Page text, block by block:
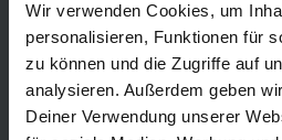
Wir verwenden Cookies, um
personalisieren, Funktionen für
zu können und die Zugriffe auf
analysieren. Außerdem geben
Deiner Verwendung unserer